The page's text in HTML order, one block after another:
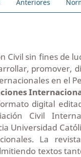
Anteriores
Civil sin fines de
promover,
en el
digital
Civil
Universidad
La
textos